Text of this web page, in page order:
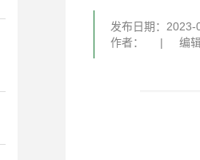
发布日期：2023-
作者：
| 编